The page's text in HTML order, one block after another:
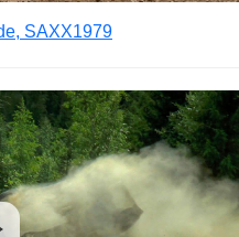
SAXX1979